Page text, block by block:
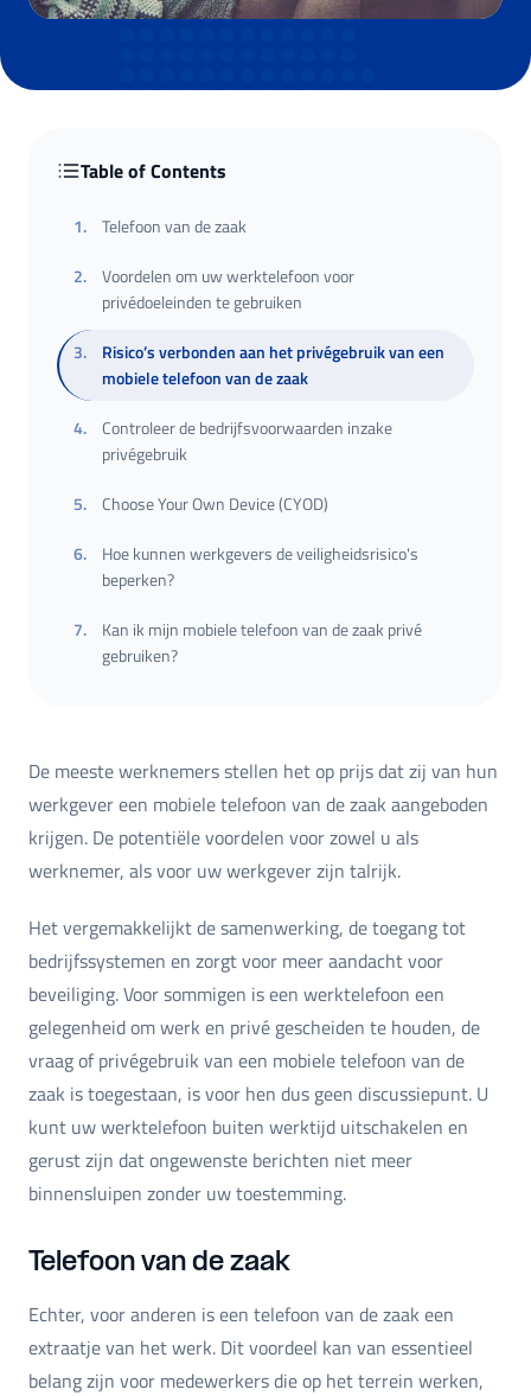
Table of Contents
1.
Telefoon van de zaak
2.
Voordelen om uw werktelefoon voor
privédoeleinden te gebruiken
3.
Risico’s verbonden aan het privégebruik van een
mobiele telefoon van de zaak
4.
Controleer de bedrijfsvoorwaarden inzake
privégebruik
5.
Choose Your Own Device (CYOD)
6.
Hoe kunnen werkgevers de veiligheidsrisico's
beperken?
7.
Kan ik mijn mobiele telefoon van de zaak privé
gebruiken?
De meeste werknemers stellen het op prijs dat zij van hun
werkgever een mobiele telefoon van de zaak aangeboden
krijgen. De potentiële voordelen voor zowel u als
werknemer, als voor uw werkgever zijn talrijk.
Het vergemakkelijkt de samenwerking, de toegang tot
bedrijfssystemen en zorgt voor meer aandacht voor
beveiliging. Voor sommigen is een werktelefoon een
gelegenheid om werk en privé gescheiden te houden, de
vraag of privégebruik van een mobiele telefoon van de
zaak is toegestaan, is voor hen dus geen discussiepunt. U
kunt uw werktelefoon buiten werktijd uitschakelen en
gerust zijn dat ongewenste berichten niet meer
binnensluipen zonder uw toestemming.
Telefoon van de zaak
Echter, voor anderen is een telefoon van de zaak een
extraatje van het werk. Dit voordeel kan van essentieel
belang zijn voor medewerkers die op het terrein werken,